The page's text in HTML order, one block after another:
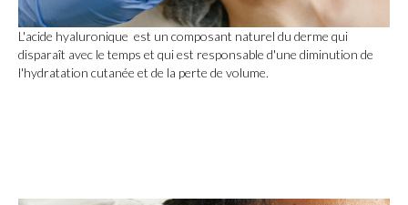
L'acide hyaluronique est un composant naturel du derme qui
disparaît avec le temps et qui est responsable d'une diminution de
l'hydratation cutanée et de la perte de volume.